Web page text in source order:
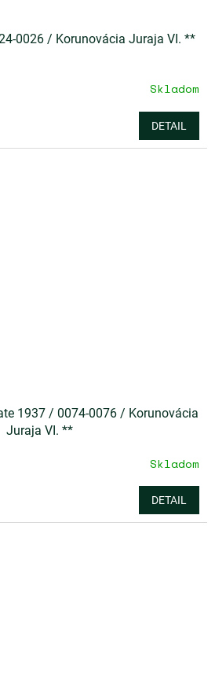
0026 / Korunovácia Juraja VI. **
Skladom
DETAIL
1937 / 0074-0076 / Korunovácia
Juraja VI. **
Skladom
DETAIL